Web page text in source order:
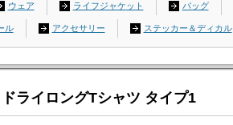
ウェア ライフジャケット バッグ
ル アクセサリー ステッカー＆ディカル
ライロングTシャツ タイプ1